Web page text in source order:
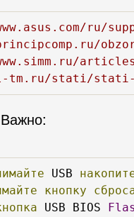
ru/
stati/stati-
USB
кнопку
USB BIOS